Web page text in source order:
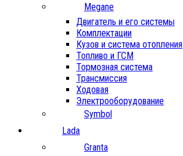
Megane
Двигатель и его системы
Комплектации
Кузов и система отопления
Топливо и ГСМ
Тормозная система
Трансмиссия
Ходовая
Электрооборудование
Symbol
Lada
Granta